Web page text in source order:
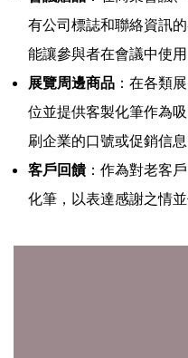
有公司標誌和聯絡資訊
能讓參與者在會議中使
展覽周邊商品 ：在各類
位並提供客製化筆作為
刷企業的口號或促銷信息
客戶回饋：作為對老客
化筆，以表達感謝之情並